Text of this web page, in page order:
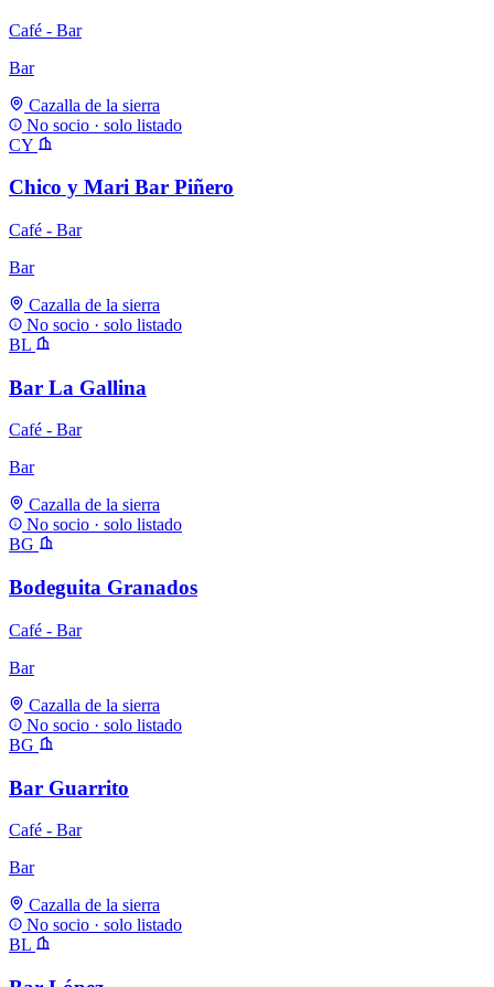
Café - Bar
Bar
Cazalla de la sierra
No socio · solo listado
CY
Chico y Mari Bar Piñero
Café - Bar
Bar
Cazalla de la sierra
No socio · solo listado
BL
Bar La Gallina
Café - Bar
Bar
Cazalla de la sierra
No socio · solo listado
BG
Bodeguita Granados
Café - Bar
Bar
Cazalla de la sierra
No socio · solo listado
BG
Bar Guarrito
Café - Bar
Bar
Cazalla de la sierra
No socio · solo listado
BL